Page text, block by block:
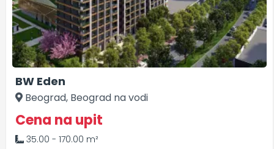
BW Eden
Beograd, Beograd na vodi
Cena na upit
35.00 - 170.00 m²